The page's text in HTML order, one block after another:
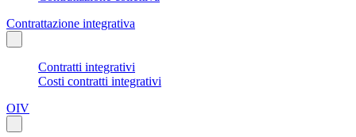
Contrattazione integrativa
Contratti integrativi
Costi contratti integrativi
OIV